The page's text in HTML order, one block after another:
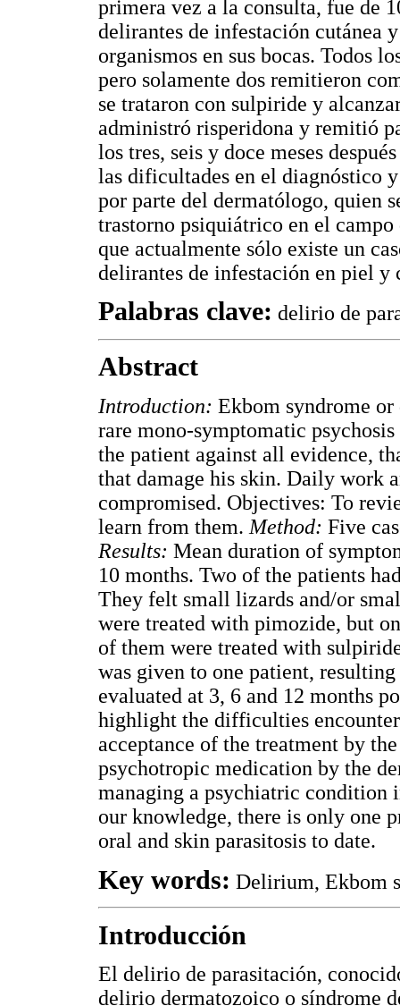
primera vez a la consulta, fue de
delirantes de infestación cutánea
organismos en sus bocas. Todos
pero solamente dos remitieron
se trataron con sulpiride y
administró risperidona y remitió
los tres, seis y doce meses
las dificultades en el diagnóstico
por parte del dermatólogo, quien
trastorno psiquiátrico en el
que actualmente sólo existe un
delirantes de infestación en piel y
Palabras clave: delirio de
Abstract
Introduction: Ekbom syndrome or
rare mono-symptomatic
the patient against all evidence,
that damage his skin. Daily work
compromised. Objectives: To
learn from them. Method: Five
Results: Mean duration of
10 months. Two of the patients
They felt small lizards and/or
were treated with pimozide, but
of them were treated with
was given to one patient,
evaluated at 3, 6 and 12 months
highlight the difficulties
acceptance of the treatment by
psychotropic medication by the
managing a psychiatric condition
our knowledge, there is only one
oral and skin parasitosis to date.
Key words: Delirium, Ekbom
Introducción
El delirio de parasitación,
delirio dermatozoico o síndrome